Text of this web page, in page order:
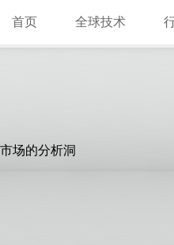
首页 全球技术
场的分析洞